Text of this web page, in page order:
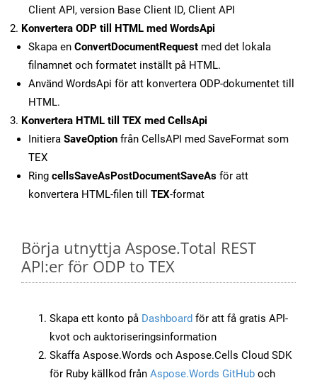
Client API, version Base Client ID, Client API
Konvertera ODP till HTML med WordsApi
Skapa en ConvertDocumentRequest med det lokala
filnamnet och formatet inställt på HTML.
Använd WordsApi för att konvertera ODP-dokumentet till
HTML.
Konvertera HTML till TEX med CellsApi
Initiera SaveOption från CellsAPI med SaveFormat som
TEX
Ring cellsSaveAsPostDocumentSaveAs för att
konvertera HTML-filen till TEX-format
Börja utnyttja Aspose.Total REST
API:er för ODP to TEX
Skapa ett konto på Dashboard för att få gratis API-
kvot och auktoriseringsinformation
Skaffa Aspose.Words och Aspose.Cells Cloud SDK
för Ruby källkod från Aspose.Words GitHub och